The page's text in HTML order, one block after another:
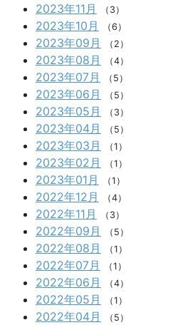
2023年11月 （3）
2023年10月 （6）
2023年09月 （2）
2023年08月 （4）
2023年07月 （5）
2023年06月 （5）
2023年05月 （3）
2023年04月 （5）
2023年03月 （1）
2023年02月 （1）
2023年01月 （1）
2022年12月 （4）
2022年11月 （3）
2022年09月 （5）
2022年08月 （1）
2022年07月 （1）
2022年06月 （4）
2022年05月 （1）
2022年04月 （5）